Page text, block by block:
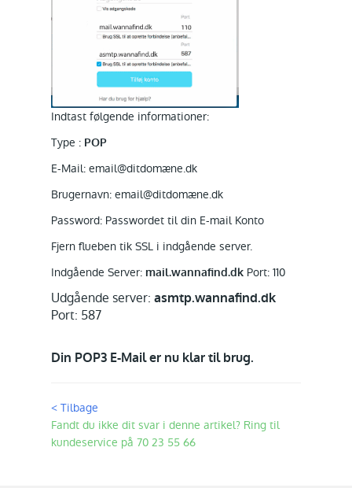
Indtast følgende informationer:
Type : POP
E-Mail: email@ditdomæne.dk
Brugernavn: email@ditdomæne.dk
Password: Passwordet til din E-mail Konto
Fjern flueben tik SSL i indgående server.
Indgående Server: mail.wannafind.dk Port: 110
Udgående server: asmtp.wannafind.dk
Port: 587
Din POP3 E-Mail er nu klar til brug.
< Tilbage
Fandt du ikke dit svar i denne artikel? Ring til
kundeservice på 70 23 55 66